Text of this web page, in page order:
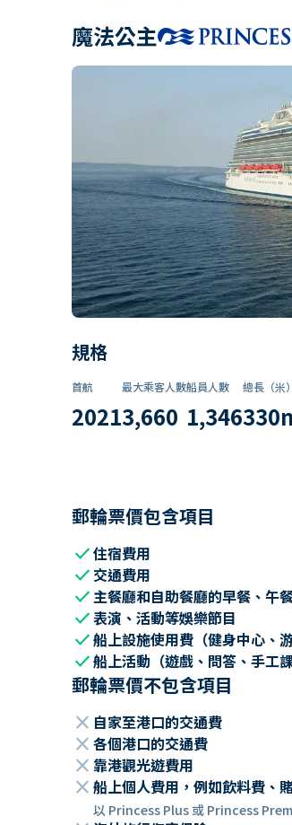
魔法公主
規格
首航
2021
最大乘客人數
3,660
船員人數
1,346
總長（米）
330
郵輪票價包含項目
check住宿費用
check 交通費用
check主餐廳和自助餐廳的早餐、午
check表演、活動等娛樂節目
check船上設施使用費（健身中心、
check船上活動（遊戲、問答、手工課
郵輪票價不包含項目
close 自家至港口的交通費
close 各個港口的交通費
close 靠港觀光遊費用
close 船上個人費用，例如飲料費、
以 Princess Plus 或 Princess